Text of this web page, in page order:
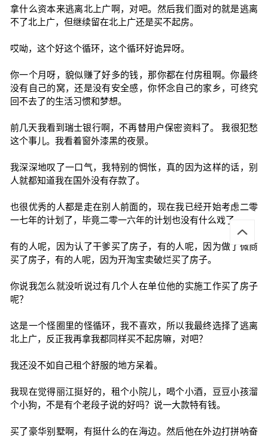
拿什么资本来逃离北上广啊，对吧。然后我们面对的就是逃离
不了北上广，但继续留在北上广还是买不起房。
哎呦，这个好这个循环，这个循环好诡异呀。
你一个月呀，貌似赚了好多的钱，那你都在付房租啊。你最终
没有自己的窝，还是没有安全感，你怀念自己的家乡，可终究
回不去了的生活习惯和梦想。
前几天我看到瑞士银行啊，不再替用户保密资料了。 我很犯愁
这个事儿。我看着窗外漆黑的夜景。
我深深地叹了一口气，我特别的惆怅，真的因为这样的话，别
人就都知道我在国外没有存款了。
也很优秀的人都是走在别人前面的，现在我已经开始考虑二零
一七年的计划了，毕竟二零一六年的计划也没有什么戏了。
有的人呢，因为认了干爹买了房子，有的人呢，因为做了微商
买了房子，有的人呢，因为开淘宝卖破烂买了房子。
你说我怎么就没听说过有几个人在单位他的实施工作买了房子
呢？
这是一个怪圈里的怪循环，我不喜欢，所以我最终选择了逃离
北上广，反正我再拿我都同样买不起房嘛，对吧？
我还没不如自己租个舒服的地方呆着。
我现在觉得丽江挺好的，租个小院儿，喝个小酒，豆豆小孩溜
个小狗，不是有个老段子说的好吗？说一大款特有钱。
买了豪华别墅啊，有挺什么的在海边。然后他在外边打拼呐奋